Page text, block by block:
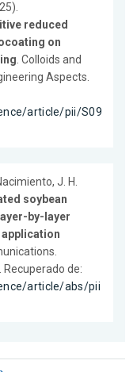
reduced
on
. Colloids and
Aspects.
article/pii/S09
J. H.
soybean
by-layer
de:
article/abs/pii